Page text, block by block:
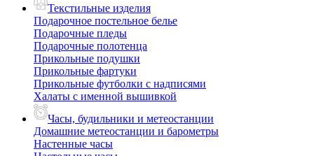
Текстильные изделия
Подарочное постельное белье
Подарочные пледы
Подарочные полотенца
Прикольные подушки
Прикольные фартуки
Прикольные футболки с надписями
Халаты с именной вышивкой
Часы, будильники и метеостанции
Домашние метеостанции и барометры
Настенные часы